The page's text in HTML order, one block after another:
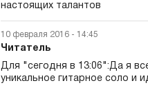
настоящих талантов
10 февраля 2016 - 14:45
Читатель
Для "сегодня в 13:06":Да я
уникальное гитарное соло и